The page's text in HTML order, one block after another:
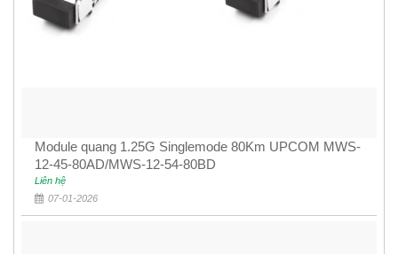
Module quang 1.25G Singlemode 80Km UPCOM MWS-
12-45-80AD/MWS-12-54-80BD
Liên hệ
07-01-2026